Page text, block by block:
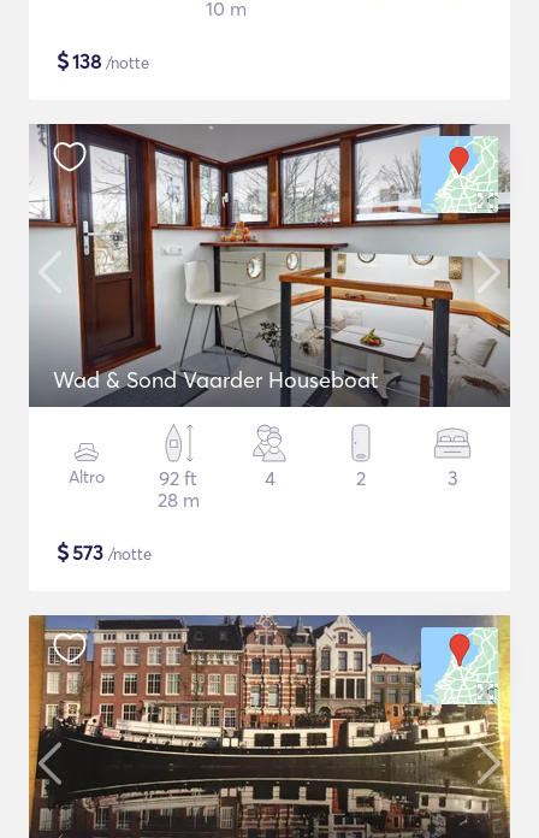
10 m
$138 /notte
Wad & Sond Vaarder Houseboat
Altro
92 ft
28 m
4 2 3
$573 /notte